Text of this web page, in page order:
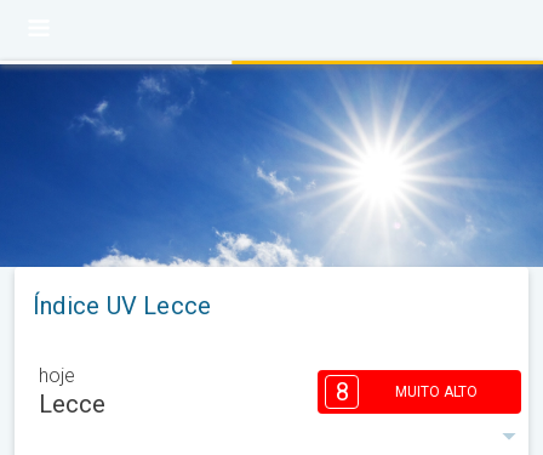
Índice UV Lecce
hoje
Lecce 8 MUITO ALTO